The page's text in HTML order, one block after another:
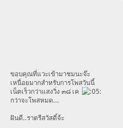
ขอบคุณที่แวะเข้ามาชมนะจ๊ะ
เหนื่อยมากสำหรับการโพสวันนี้
เน็ตเร็วกว่าแสงวิ่ง ๓๘ เค
กว่าจะโพสหมด...
ฝันดี..ราตรีสวัสดิ์จ้ะ